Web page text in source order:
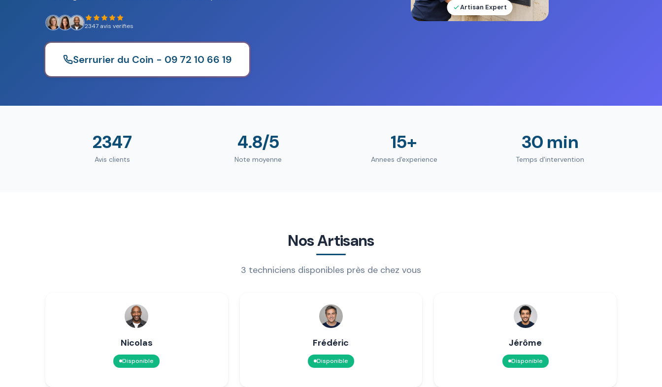
2347 avis verifies
Serrurier du Coin - 09 72 10 66 19
Artisan Expert
2347
Avis clients
4.8/5
Note moyenne
15+
Annees d'experience
30 min
Temps d'intervention
Nos Artisans
3 techniciens disponibles près de chez vous
Nicolas
Disponible
Frédéric
Disponible
Jérôme
Disponible